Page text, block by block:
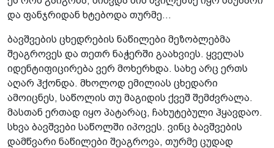
და ფანჯრიდან ხტებოდა თურმე...
ბავშვების ცხედრების ნაწილები მეზობლებმა
შეაგროვეს და თეთრ ნაჭერში გაახვიეს. ყველას
იდენტიფიცირება ვერ მოხერხდა. სახე არც ერთს
აღარ ჰქონდა. მხოლოდ ემილიას ცხედარი
ამოიცნეს, საწოლის თუ მაგიდის ქვეშ შემძვრალა.
მასთან ერთად იყო პატარაც, ჩახუტებული ჰყავდაო.
სხვა ბავშვები საწოლში იპოვეს. ვინც ბავშვების
დამწვარი ნაწილები შეაგროვა, თურმე ცუდად